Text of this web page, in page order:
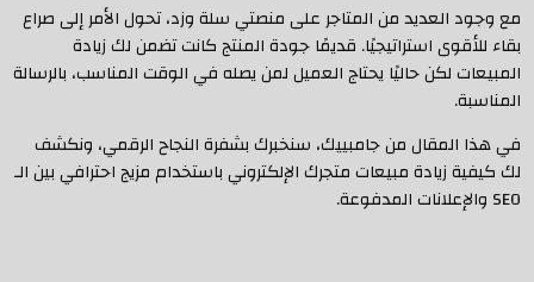
مع وجود العديد من المتاجر على منصتي سلة وزد، تحول الأمر إلى صراع
بقاء للأقوى استراتيجيًا. قديمًا جودة المنتج كانت تضمن لك زيادة
المبيعات لكن حاليًا يحتاج العميل لمن يصله في الوقت المناسب، بالرسالة
المناسبة.
في هذا المقال من جامبييك، سنخبرك بشفرة النجاح الرقمي، ونكشف
لك كيفية زيادة مبيعات متجرك الإلكتروني باستخدام مزيج احترافي بين الـ
SEO والإعلانات المدفوعة.